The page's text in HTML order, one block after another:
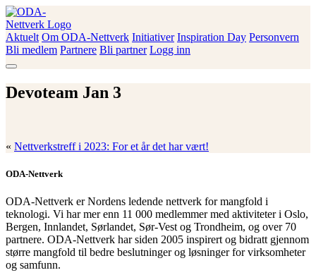
Skip
to
content
ODA-Nettverk
Aktuelt Om ODA-Nettverk Initiativer Inspiration Day Personvern
Bli medlem Partnere Bli partner Logg inn
Devoteam Jan 3
« Nettverkstreff i 2023: For et år det har vært!
ODA-Nettverk
ODA-Nettverk er Nordens ledende nettverk for mangfold i
teknologi. Vi har mer enn 11 000 medlemmer med aktiviteter i Oslo,
Bergen, Innlandet, Sørlandet, Sør-Vest og Trondheim, og over 70
partnere. ODA-Nettverk har siden 2005 inspirert og bidratt gjennom
større mangfold til bedre beslutninger og løsninger for virksomheter
og samfunn.